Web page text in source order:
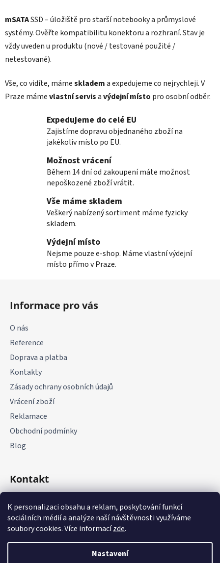
K personalizaci obsahu a reklam, poskytování funkcí
sociálních médií a analýze naší návštěvnosti využíváme
soubory cookies. Více informacízde.
Nastavení
l
á
d
a
p
r
v
y
v
ý
p
i
s
u
mSATASSD – úložiště pro starší notebooky a průmyslové
systémy. Ověřte kompatibilitu konektoru a rozhraní. Stav je
vždy uveden u produktu (nové / testované použité /
netestované).
Vše, co vidíte, mámeskladema expedujeme co nejrychleji. V
Praze mámevlastní servisavýdejní místo pro osobní odběr.
Expedujeme do celé EU
Zajistíme dopravu objednaného zboží na
jakékoliv místo po EU.
Možnost vrácení
Během 14 dní od zakoupení máte možnost
nepoškozené zboží vrátit.
Vše máme skladem
Veškerý nabízený sortiment máme fyzicky
skladem.
Výdejní místo
Nejsme pouze e-shop. Máme vlastní výdejní
místo přímo v Praze.
Informace pro vás
O nás
Reference
Doprava a platba
Kontakty
Zásady ochrany osobních údajů
Vrácení zboží
Reklamace
Obchodní podmínky
Blog
Kontakt
+420 775 177 085